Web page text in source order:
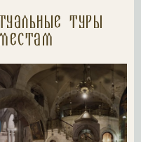
туры